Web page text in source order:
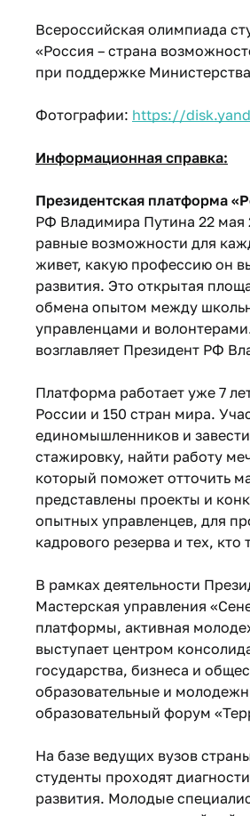
Всероссийская олимпиада
«Россия – страна
при поддержке
Фотографии: https://
Информационная справка:
Президентская платформа
РФ Владимира Путина 22 мая
равные возможности для
живет, какую профессию он
развития. Это открытая
обмена опытом между
управленцами и
возглавляет Президент РФ
Платформа работает уже 7
России и 150 стран мира.
единомышленников и
стажировку, найти работу
который поможет отточить
представлены проекты и
опытных управленцев, для
кадрового резерва и тех, кто
В рамках деятельности
Мастерская управления
платформы, активная
выступает центром
государства, бизнеса и
образовательные и
образовательный форум
На базе ведущих вузов
студенты проходят
развития. Молодые